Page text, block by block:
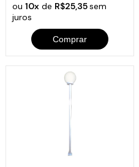
ou10x de R$25,35sem
juros
Comprar